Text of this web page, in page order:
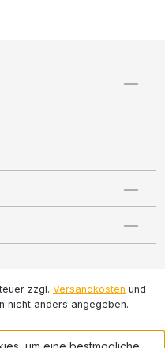
zzgl. Versandkosten und
nicht anders angegeben.